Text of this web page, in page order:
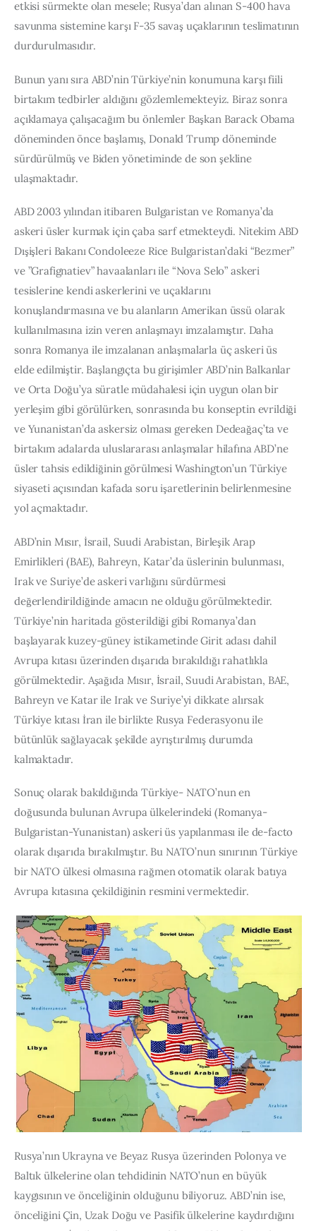
etkisi sürmekte olan mesele; Rusya’dan alınan S-400 hava
savunma sistemine karşı F-35 savaş uçaklarının teslimatının
durdurulmasıdır.
Bunun yanı sıra ABD’nin Türkiye’nin konumuna karşı fiili
birtakım tedbirler aldığını gözlemlemekteyiz. Biraz sonra
açıklamaya çalışacağım bu önlemler Başkan Barack Obama
döneminden önce başlamış, Donald Trump döneminde
sürdürülmüş ve Biden yönetiminde de son şekline
ulaşmaktadır.
ABD 2003 yılından itibaren Bulgaristan ve Romanya’da
askeri üsler kurmak için çaba sarf etmekteydi. Nitekim ABD
Dışişleri Bakanı Condoleeze Rice Bulgaristan’daki “Bezmer”
ve ”Grafignatiev” havaalanları ile “Nova Selo” askeri
tesislerine kendi askerlerini ve uçaklarını
konuşlandırmasına ve bu alanların Amerikan üssü olarak
kullanılmasına izin veren anlaşmayı imzalamıştır. Daha
sonra Romanya ile imzalanan anlaşmalarla üç askeri üs
elde edilmiştir. Başlangıçta bu girişimler ABD’nin Balkanlar
ve Orta Doğu’ya süratle müdahalesi için uygun olan bir
yerleşim gibi görülürken, sonrasında bu konseptin evrildiği
ve Yunanistan’da askersiz olması gereken Dedeağaç’ta ve
birtakım adalarda uluslararası anlaşmalar hilafına ABD’ne
üsler tahsis edildiğinin görülmesi Washington’un Türkiye
siyaseti açısından kafada soru işaretlerinin belirlenmesine
yol açmaktadır.
ABD’nin Mısır, İsrail, Suudi Arabistan, Birleşik Arap
Emirlikleri (BAE), Bahreyn, Katar’da üslerinin bulunması,
Irak ve Suriye’de askeri varlığını sürdürmesi
değerlendirildiğinde amacın ne olduğu görülmektedir.
Türkiye’nin haritada gösterildiği gibi Romanya’dan
başlayarak kuzey-güney istikametinde Girit adası dahil
Avrupa kıtası üzerinden dışarıda bırakıldığı rahatlıkla
görülmektedir. Aşağıda Mısır, İsrail, Suudi Arabistan, BAE,
Bahreyn ve Katar ile Irak ve Suriye’yi dikkate alırsak
Türkiye kıtası İran ile birlikte Rusya Federasyonu ile
bütünlük sağlayacak şekilde ayrıştırılmış durumda
kalmaktadır.
Sonuç olarak bakıldığında Türkiye- NATO’nun en
doğusunda bulunan Avrupa ülkelerindeki (Romanya-
Bulgaristan-Yunanistan) askeri üs yapılanması ile de-facto
olarak dışarıda bırakılmıştır. Bu NATO’nun sınırının Türkiye
bir NATO ülkesi olmasına rağmen otomatik olarak batıya
Avrupa kıtasına çekildiğinin resmini vermektedir.
Rusya’nın Ukrayna ve Beyaz Rusya üzerinden Polonya ve
Baltık ülkelerine olan tehdidinin NATO’nun en büyük
kaygısının ve önceliğinin olduğunu biliyoruz. ABD’nin ise,
önceliğini Çin, Uzak Doğu ve Pasifik ülkelerine kaydırdığını